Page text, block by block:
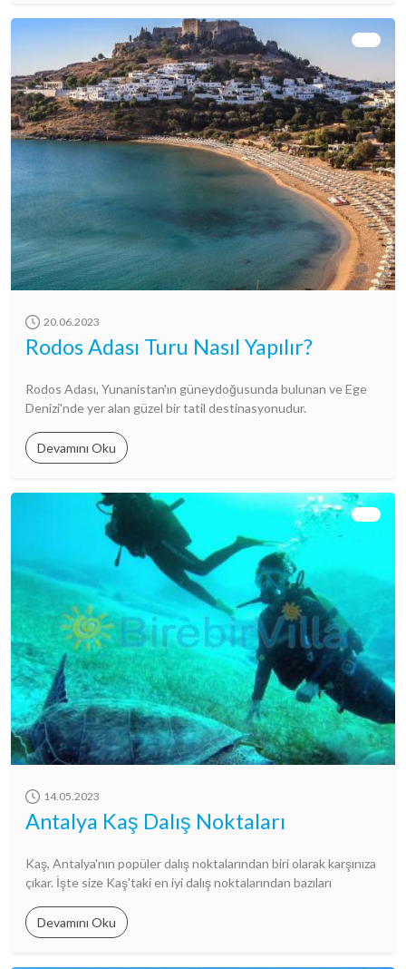
20.06.2023
Rodos Adası Turu Nasıl Yapılır?
Rodos Adası, Yunanistan'ın güneydoğusunda bulunan ve Ege
Denizi'nde yer alan güzel bir tatil destinasyonudur.
Devamını Oku
14.05.2023
Antalya Kaş Dalış Noktaları
Kaş, Antalya'nın popüler dalış noktalarından biri olarak karşınıza
çıkar. İşte size Kaş'taki en iyi dalış noktalarından bazıları
Devamını Oku